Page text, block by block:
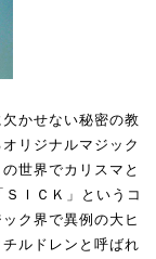
かせない秘密の教
リジナルマジック
世界でカリスマと
ＩＣＫ」というコ
ク界で異例の大ヒ
ルドレンと呼ばれ